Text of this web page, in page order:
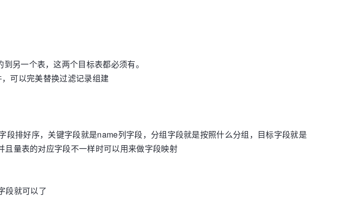
另一个表，这两个目标表都必须有。
可以完美替换过滤记录组建
排好序，关键字段就是name列字段，分组字段就是按照什么分组，目标字段就是
量表的对应字段不一样时可以用来做字段映射
段就可以了